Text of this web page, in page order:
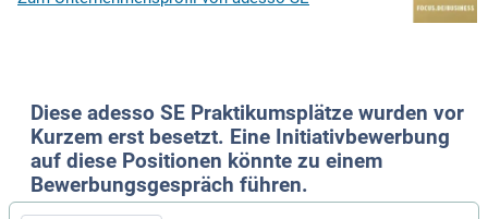
Diese adesso SE Praktikumsplätze wurden vor
Kurzem erst besetzt. Eine Initiativbewerbung
auf diese Positionen könnte zu einem
Bewerbungsgespräch führen.